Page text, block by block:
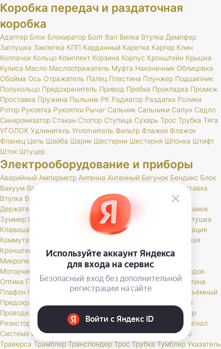
Коробка передач и раздаточная
коробка
Адаптер Блок Блокиратор Болт Вал Вилка Втулка Демпфер
Заглушка Заклепка КПП Карданный Каретка Картер Клин
Колпачок Кольцо Комплект Корзина Корпус Кронштейн Крышка
Кулиса Масло Маслоотражатель Муфта Наконечник Облицовка
Обойма Ось Отражатель Палец Пластина Плунжер Подшипник
Полукольцо Предохранитель Привод Пробка Прокладка Промеж
Проставка Пружина Пыльник РК Радиатор Раздатка Ролики
Ротор Рукоятка Рукоятки Рычаг Сальник Сальники Сапун Седло
Синхронизатор Стакан Стопор Ступица Сухарь Трос Трубка Тяга
УГОЛОК Удлинитель Уплотнитель Фильтр Флажки Флажок
Фланец Цепь Шайба Шарик Шестерни Шестерня Шпонка Штифт
Шток Штуцер
Электрооборудование и приборы
Аварийный Амперметр Антенна Антенный Бегунок Бендикс Блок
Вакуум Валик
Вставка
Втулка Выключатель Генератор Гидрокорректор
Датчик
Держатель
Дневные Добавочное
Замок
Зуммер Иммобилайзер Карбюратор Карданный
Катушка
Клавиша
Кнопка Колодка
Комбинация
Коммутатор
Контактная
Кронштейн
Крышка Лампа Личинка Магнитола
Микропереключатель Модуль Мост Мотор Моторедуктор
Моторчик
Наконечник Насос Ножной
Ободок
Оптика Патрон Переключатель Переходник Планка Пластина
Плафон Повторитель Поддон Подсветка Подшипник
Подъёмный
Предохранитель
Провода
Проводка
Проставка Пульт
Регулятор
Резистор
Реле Реостат Решетка Розетка Рычаг
Сигнал
Система Скоба Соединитель Спидометр Стартер Стекло
Траверса Трамблер Транспондер Трос Трубка Тумблер Указатель